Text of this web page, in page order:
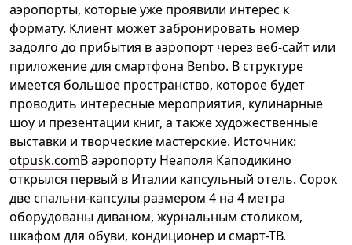
аэропорты, которые уже проявили интерес к
формату. Клиент может забронировать номер
задолго до прибытия в аэропорт через веб-сайт или
приложение для смартфона Benbo. В структуре
имеется большое пространство, которое будет
проводить интересные мероприятия, кулинарные
шоу и презентации книг, а также художественные
выставки и творческие мастерские. Источник:
otpusk.com​В аэропорту Неаполя Каподикино
открылся первый в Италии капсульный отель. Сорок
две спальни-капсулы размером 4 на 4 метра
оборудованы диваном, журнальным столиком,
шкафом для обуви, кондиционер и смарт-ТВ.